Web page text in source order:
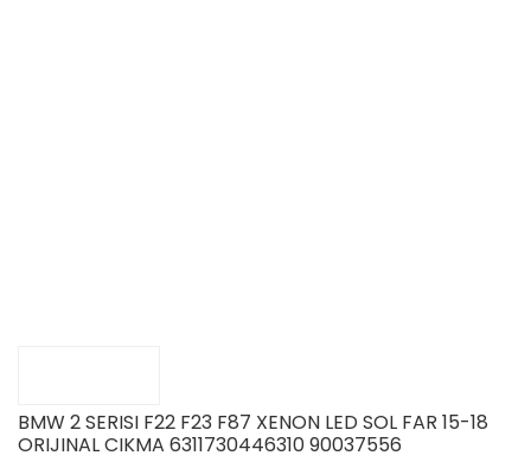
BMW 2 SERISI F22 F23 F87 XENON LED SOL FAR 15-18
ORIJINAL CIKMA 6311730446310 90037556